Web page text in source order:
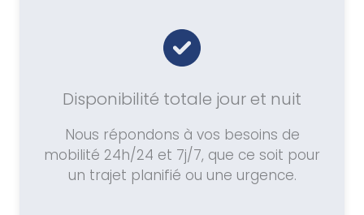
Disponibilité totale jour et nuit
Nous répondons à vos besoins de
mobilité 24h/24 et 7j/7, que ce soit pour
un trajet planifié ou une urgence.